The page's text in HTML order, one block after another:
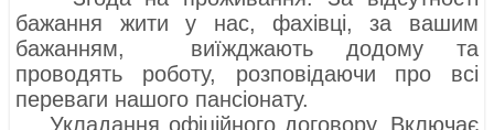
бажання жити у нас, фахівці, за вашим
бажанням, виїжджають додому та
проводять роботу, розповідаючи про всі
переваги нашого пансіонату.
Укладання офіційного договору. Включає